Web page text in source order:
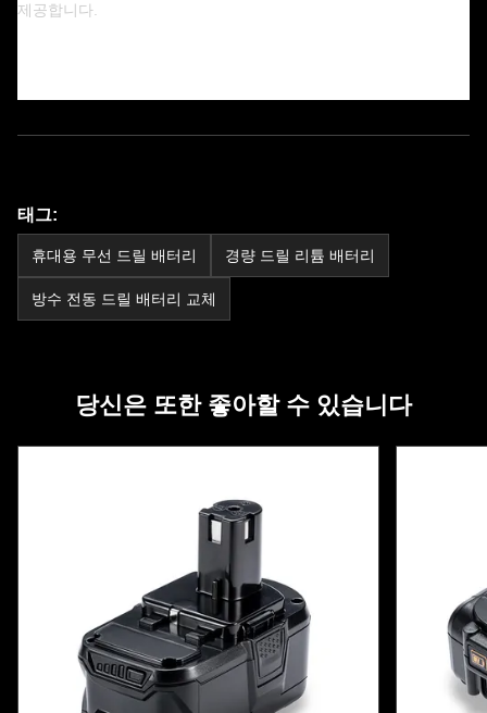
제공합니다.
태그:
휴대용 무선 드릴 배터리 경량 드릴 리튬 배터리
방수 전동 드릴 배터리 교체
당신은 또한 좋아할 수 있습니다